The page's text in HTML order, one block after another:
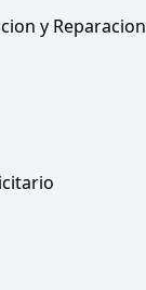
y Reparacion